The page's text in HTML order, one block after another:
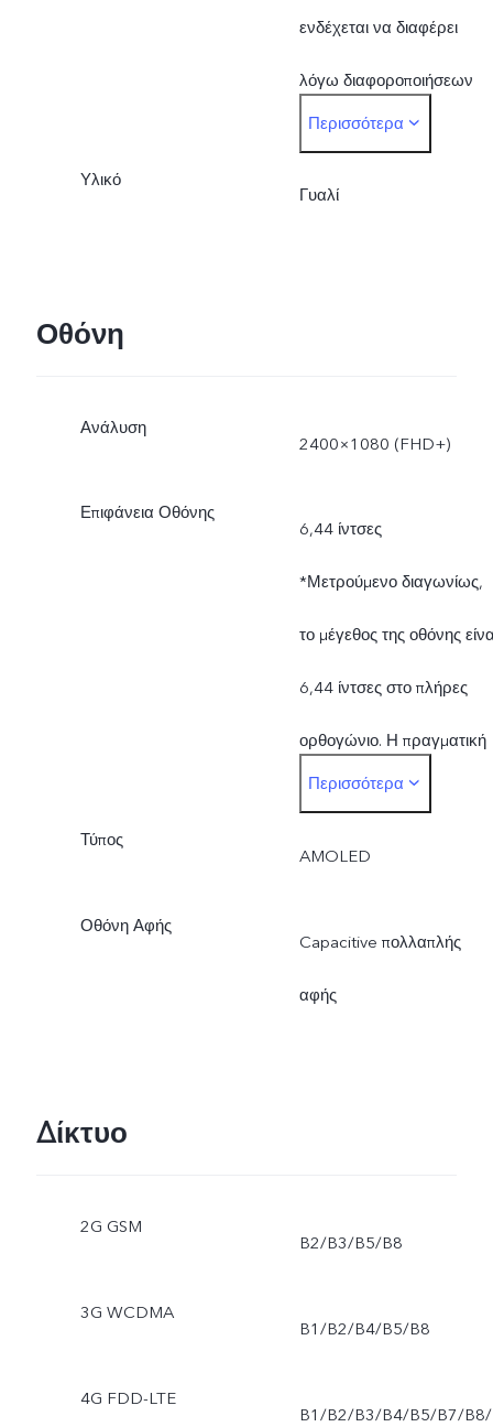
υλικών.
ενδέχεται να διαφέρει
λόγω διαφοροποιήσεων
στις διαδικασίες, τη μέθοδο
μέτρησης και τις
Περισσότερα
Υλικό
Γυαλί
Οθόνη
Ανάλυση
2400×1080 (FHD+)
Επιφάνεια Οθόνης
6,44 ίντσες
*Μετρούμενο διαγωνίως,
το μέγεθος της οθόνης
6,44 ίντσες στο πλήρες
ορθογώνιο. Η πραγματική
επιφάνεια της οθόνης είναι
ελαφρώς μικρότερη.
Περισσότερα
Τύπος
AMOLED
Οθόνη Αφής
Capacitive πολλαπλής
αφής
Δίκτυο
2G GSM
B2/B3/B5/B8
3G WCDMA
B1/B2/B4/B5/B8
4G FDD-LTE
B1/B2/B3/B4/B5/B7/B8/